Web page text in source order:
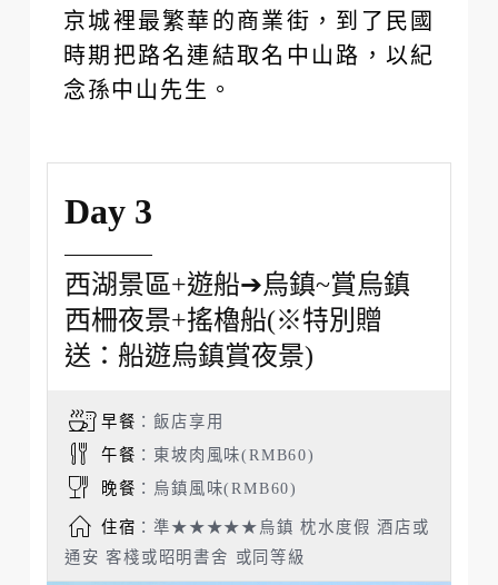
京城裡最繁華的商業街，到了民國
時期把路名連結取名中山路，以紀
念孫中山先生。
Day 3
西湖景區+遊船➔烏鎮~賞烏鎮
西柵夜景+搖櫓船(※特別贈
送：船遊烏鎮賞夜景)
早餐 ：飯店享用
午餐 ：東坡肉風味(RMB60)
晚餐 ：烏鎮風味(RMB60)
住宿 ：準★★★★★烏鎮 枕水度假 酒店或
通安 客棧或昭明書舍 或同等級